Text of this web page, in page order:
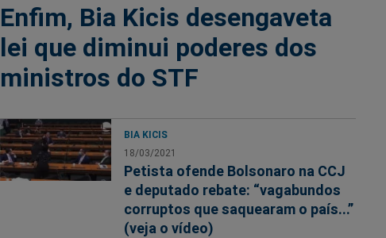
Enfim, Bia Kicis desengaveta
lei que diminui poderes dos
ministros do STF
BIA KICIS
18/03/2021
Petista ofende Bolsonaro na CCJ
e deputado rebate: “vagabundos
corruptos que saquearam o país...”
(veja o vídeo)